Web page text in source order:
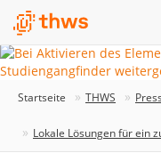
Startseite THWS
Lokale Lösungen für ein